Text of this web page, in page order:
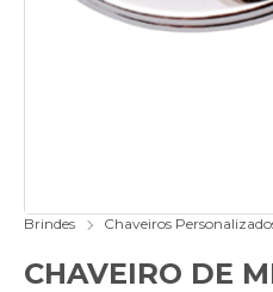
Brindes Chaveiros
CHAVEIRO DE